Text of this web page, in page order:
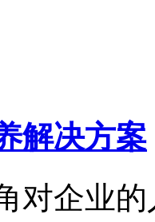
解决方案
对企业